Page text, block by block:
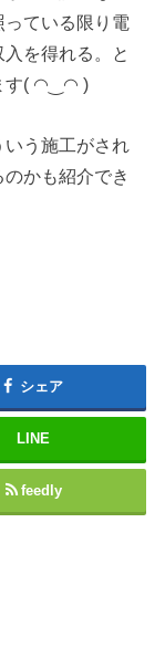
ている限り電
を得れる。と
す( ◠‿◠ )
う施工がされ
かも紹介でき
シェア
LINE
feedly